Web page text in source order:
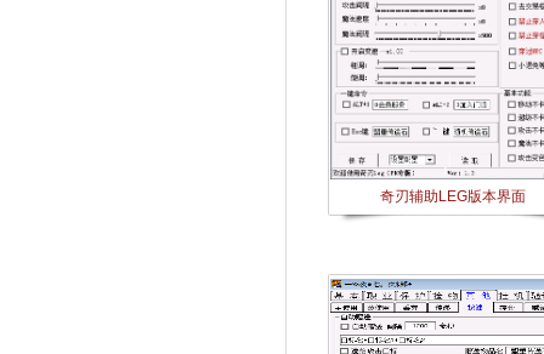
奇刃辅助LEG版本界面